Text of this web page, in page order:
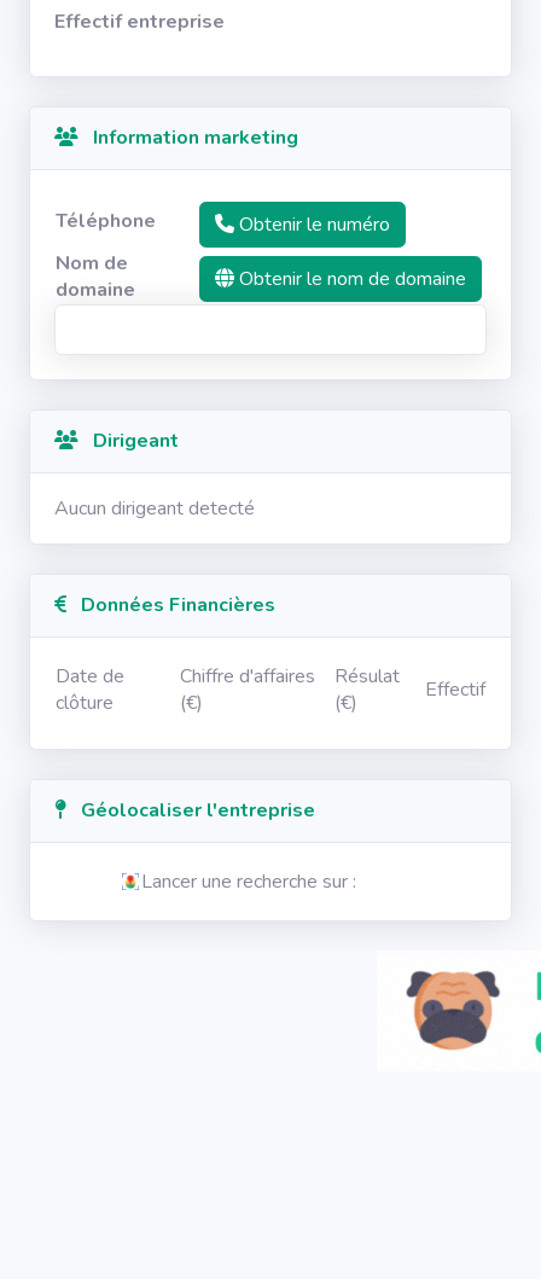
Effectif entreprise
Information marketing
Téléphone
Obtenir le numéro
Nom de
domaine
Obtenir le nom de domaine
Dirigeant
Aucun dirigeant detecté
Données Financières
Date de
clôture
Chiffre d'affaires
(€)
Résulat
(€)
Effectif
Géolocaliser l'entreprise
Lancer une recherche sur :